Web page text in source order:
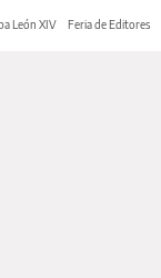
León XIV Feria de Editores